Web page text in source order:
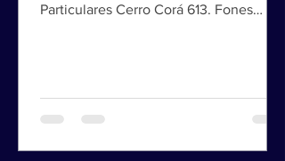
da Basile Estudo Orientado - Aulas